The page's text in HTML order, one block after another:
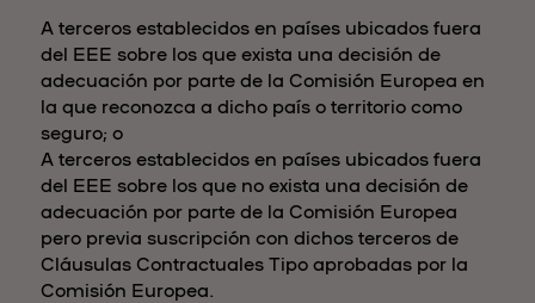
A terceros establecidos en países ubicados fuera
del EEE sobre los que exista una decisión de
adecuación por parte de la Comisión Europea en
la que reconozca a dicho país o territorio como
seguro; o
A terceros establecidos en países ubicados fuera
del EEE sobre los que no exista una decisión de
adecuación por parte de la Comisión Europea
pero previa suscripción con dichos terceros de
Cláusulas Contractuales Tipo aprobadas por la
Comisión Europea.